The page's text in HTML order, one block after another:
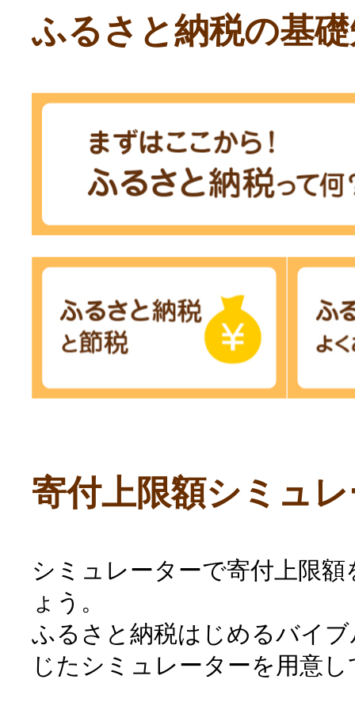
ふるさと納税の基
寄付上限額シミュ
シミュレーターで寄付上限
ょう。
ふるさと納税はじめるバイ
じたシミュレーターを用意